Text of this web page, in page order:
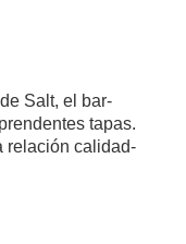
Salt, el bar-
tapas.
relación calidad-